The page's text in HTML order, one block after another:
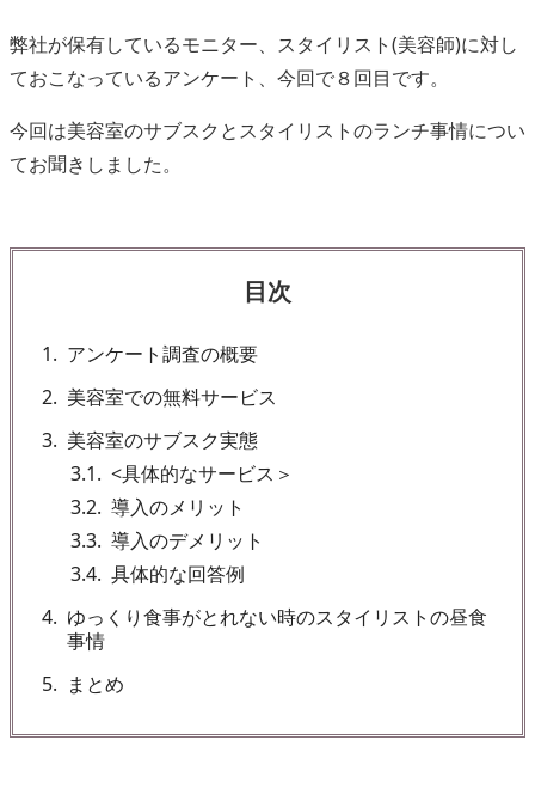
弊社が保有しているモニター、スタイリスト(美容師)に対し
ておこなっているアンケート、今回で８回目です。
今回は美容室のサブスクとスタイリストのランチ事情につい
てお聞きしました。
目次
1
アンケート調査の概要
2 美容室での無料サービス
3 美容室のサブスク実態
3.1
<具体的なサービス＞
3.2 導入のメリット
3.3 導入のデメリット
3.4 具体的な回答例
4 ゆっくり食事がとれない時のスタイリストの昼食
事情
5
まとめ